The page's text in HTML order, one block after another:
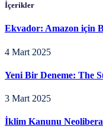
İçerikler
Ekvador: Amazon için
4 Mart 2025
Yeni Bir Deneme: The
3 Mart 2025
İklim Kanunu